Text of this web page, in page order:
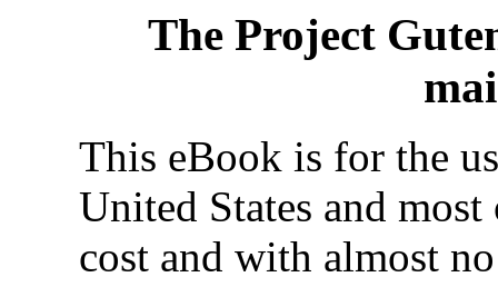
The Project
This eBook is for the
United States and
cost and with almost